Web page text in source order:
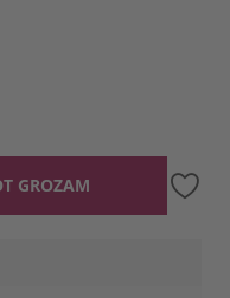
GROZAM